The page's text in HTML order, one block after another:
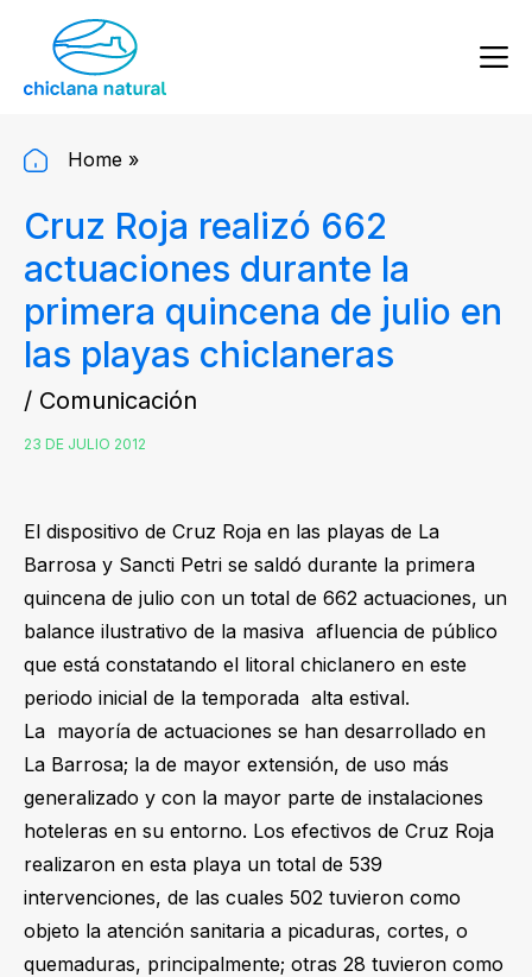
Home »
Cruz Roja realizó 662
actuaciones durante la
primera quincena de julio en
las playas chiclaneras
/ Comunicación
23 DE JULIO 2012
El dispositivo de Cruz Roja en las playas de La
Barrosa y Sancti Petri se saldó durante la primera
quincena de julio con un total de 662 actuaciones, un
balance ilustrativo de la masiva afluencia de público
que está constatando el litoral chiclanero en este
periodo inicial de la temporada alta estival.
La mayoría de actuaciones se han desarrollado en
La Barrosa; la de mayor extensión, de uso más
generalizado y con la mayor parte de instalaciones
hoteleras en su entorno. Los efectivos de Cruz Roja
realizaron en esta playa un total de 539
intervenciones, de las cuales 502 tuvieron como
objeto la atención sanitaria a picaduras, cortes, o
quemaduras, principalmente; otras 28 tuvieron como